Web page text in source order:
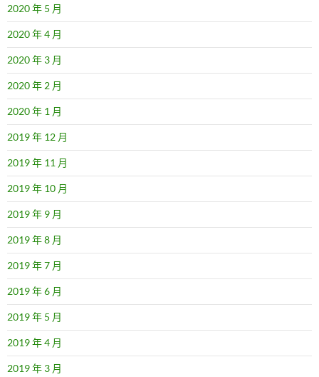
2020 年 5 月
2020 年 4 月
2020 年 3 月
2020 年 2 月
2020 年 1 月
2019 年 12 月
2019 年 11 月
2019 年 10 月
2019 年 9 月
2019 年 8 月
2019 年 7 月
2019 年 6 月
2019 年 5 月
2019 年 4 月
2019 年 3 月